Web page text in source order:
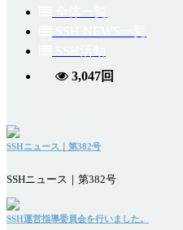
3,047回
SSHニュース｜第382号
SSHニュース｜第382号
SSH運営指導委員会を行いました。